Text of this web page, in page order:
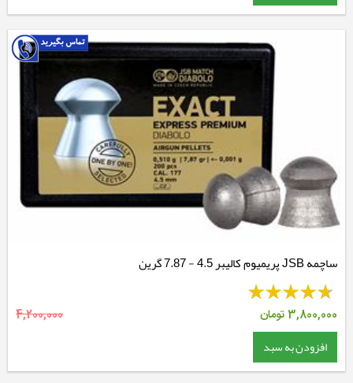
ساچمه JSB پریمیوم کالیبر 4.5 - 7.87 گرین
3,800,000تومان 4,200,000
افزودن به سبد